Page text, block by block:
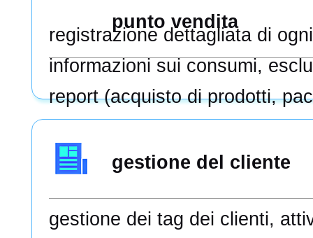
punto vendita
registrazione dettagliata di
informazioni sui consumi,
report (acquisto di prodotti,
fornisce una visione completa
problema il prima possibile
gestione del cliente
gestione dei tag dei clienti,